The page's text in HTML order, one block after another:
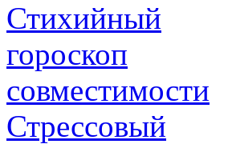
Стихийный
гороскоп
совместимости
Стрессовый